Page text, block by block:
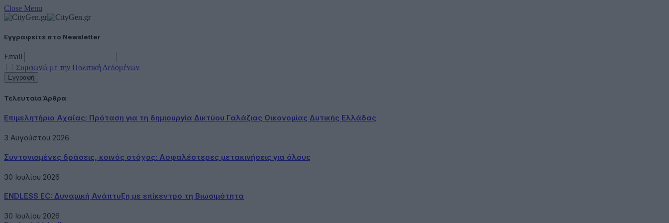
Close Menu
Εγγραφείτε στο Newsletter
Email
Συμφωνώ με την Πολιτική Δεδομένων
Τελευταία Άρθρα
Επιμελητήριο Αχαΐας: Πρόταση για τη δημιουργία Δικτύου Γαλάζιας Οικονομίας Δυτικής Ελλάδας
3 Αυγούστου 2026
Συντονισμένες δράσεις, κοινός στόχος: Ασφαλέστερες μετακινήσεις για όλους
30 Ιουλίου 2026
ENDLESS EC: Δυναμική Ανάπτυξη με επίκεντρο τη Βιωσιμότητα
30 Ιουλίου 2026